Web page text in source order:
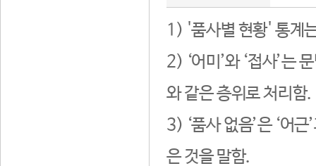
1) '품사별 현황' 통계
2) ‘어미’와 ‘접사’는
와 같은 층위로 처리함.
3) ‘품사 없음’은 ‘어
은 것을 말함.